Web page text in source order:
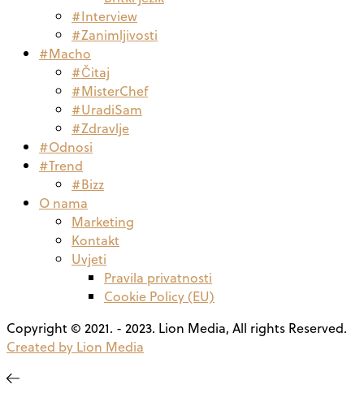
#Interview
#Zanimljivosti
#Macho
#Čitaj
#MisterChef
#UradiSam
#Zdravlje
#Odnosi
#Trend
#Bizz
O nama
Marketing
Kontakt
Uvjeti
Pravila privatnosti
Cookie Policy (EU)
Copyright © 2021. - 2023. Lion Media, All rights Reserved.
Created by Lion Media